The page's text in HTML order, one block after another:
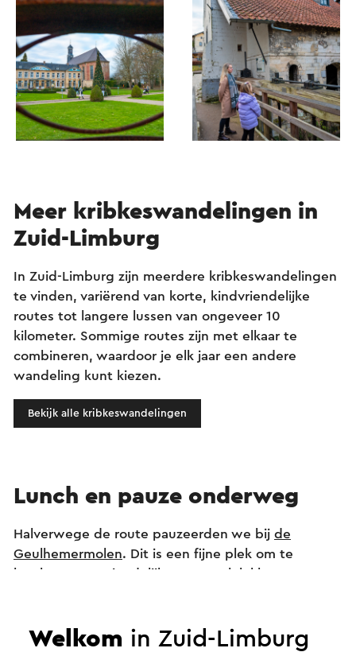
Meer kribkeswandelingen in
Zuid-Limburg
In Zuid-Limburg zijn meerdere kribkeswandelingen
te vinden, variërend van korte, kindvriendelijke
routes tot langere lussen van ongeveer 10
kilometer. Sommige routes zijn met elkaar te
combineren, waardoor je elk jaar een andere
wandeling kunt kiezen.
Bekijk alle kribkeswandelingen
Lunch en pauze onderweg
Halverwege de route pauzeerden we bij de
Geulhemermolen. Dit is een fijne plek om te
lunchen, met vriendelijk personeel, lekker eten en
te vinden voor wie liever zelf iets meeneemt, zoals
Welkom in Zuid-Limburg